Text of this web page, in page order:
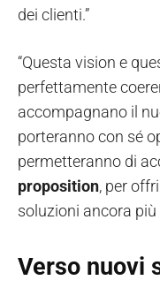
dei clienti.”
“Questa vision e
perfettamente
accompagnano il
porteranno con sé
permetteranno di
proposition, per
soluzioni ancora
Verso nuovi